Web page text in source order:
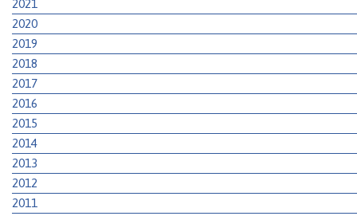
2021
2020
2019
2018
2017
2016
2015
2014
2013
2012
2011